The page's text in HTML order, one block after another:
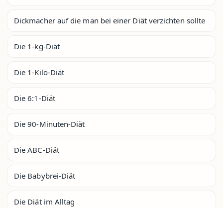
Dickmacher auf die man bei einer Diät verzichten sollte
Die 1-kg-Diät
Die 1-Kilo-Diät
Die 6:1-Diät
Die 90-Minuten-Diät
Die ABC-Diät
Die Babybrei-Diät
Die Diät im Alltag